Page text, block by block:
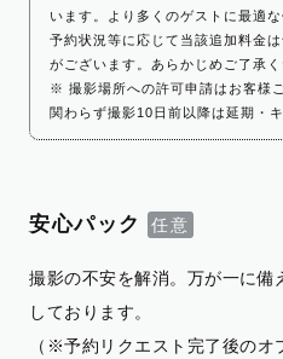
います。より多くのゲストに最適
予約状況等に応じて当該追加料金
がございます。あらかじめご了承く
※ 撮影場所への許可申請はお客様
関わらず撮影10日前以降は延期・
安心パック
撮影の不安を解消。万が一に備
しております。
（※予約リクエスト完了後のオ